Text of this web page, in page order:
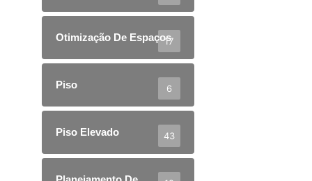
Otimização De Espaços
17
Piso 6
Piso Elevado 43